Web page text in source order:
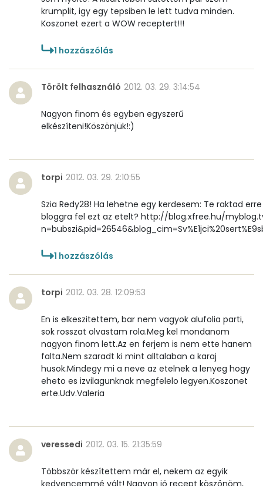
krumplit, igy egy tepsiben le lett tudva minden.
Koszonet ezert a WOW receptert!!!
1 hozzászólás
Törölt felhasználó 2012. 03. 29. 3:14:54
Nagyon finom és egyben egyszerű
elkészíteni!Köszönjük!:)
torpi 2012. 03. 29. 2:10:55
Szia Redy28! Ha lehetne egy kerdesem: Te raktad
bloggra fel ezt az etelt? http://blog.xfree.hu/
1 hozzászólás
torpi 2012. 03. 28. 12:09:53
En is elkeszitettem, bar nem vagyok alufolia parti,
sok rosszat olvastam rola.Meg kel mondanom
nagyon finom lett.Az en ferjem is nem ette hanem
falta.Nem szaradt ki mint alltalaban a karaj
husok.Mindegy mi a neve az etelnek a lenyeg hogy
eheto es izvilagunknak megfelelo legyen.Koszonet
erte.Udv.Valeria
veressedi 2012. 03. 15. 21:35:59
Többször készítettem már el, nekem az egyik
kedvencemmé vált! Nagyon jó recept köszönöm,